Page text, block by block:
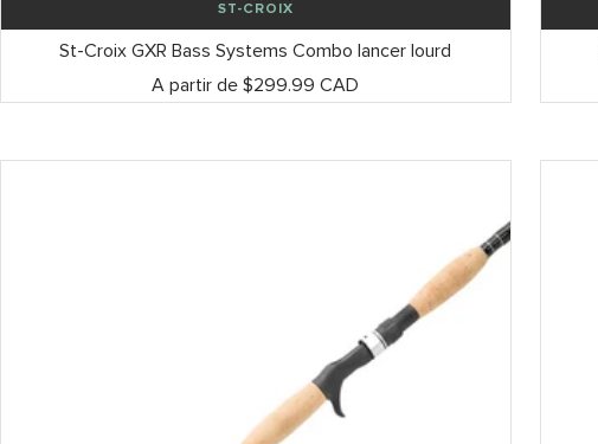
ST-CROIX
St-Croix GXR Bass Systems Combo lancer lourd
Prix
A partir de $299.99 CAD